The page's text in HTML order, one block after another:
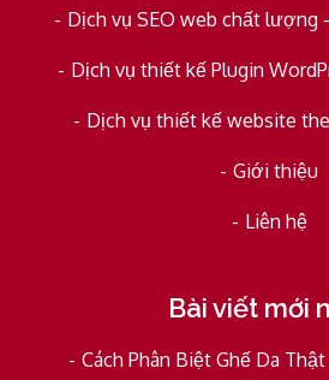
Dịch vụ SEO web chất lượng
Dịch vụ thiết kế Plugin
Dịch vụ thiết kế website
Giới thiệu
Liên hệ
Bài viết mới
Cách Phân Biệt Ghế Da